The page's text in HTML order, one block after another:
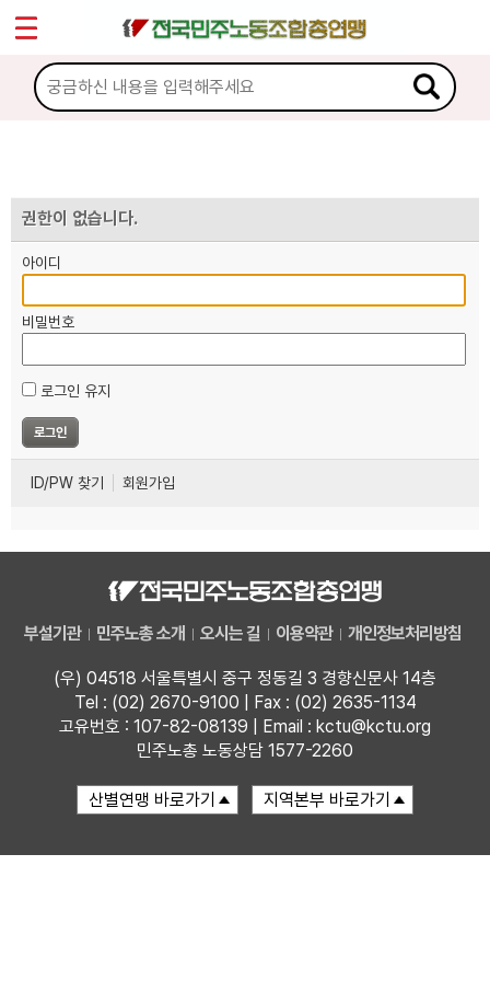
권한이 없습니다.
아이디
비밀번호
로그인 유지
ID/PW 찾기 회원가입
부설기관 민주노총 소개 오시는 길 이용약관 개인정보처리방침
(우) 04518 서울특별시 중구 정동길 3 경향신문사 14층
Tel : (02) 2670-9100 | Fax : (02) 2635-1134
고유번호 : 107-82-08139 | Email : kctu@kctu.org
민주노총 노동상담 1577-2260
마이페이지
소개
노동상담
자료
부설기관
업무